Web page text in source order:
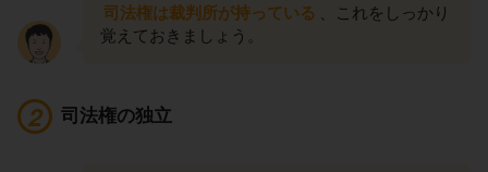
司法権は裁判所が持っている
、これをしっかり
覚えておきましょう。
司法権の独立